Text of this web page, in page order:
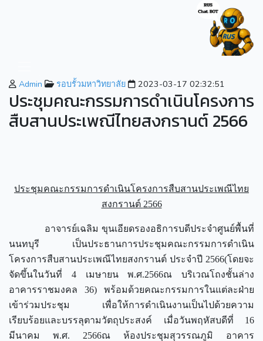
Admin รอบรั้วมหาวิทยาลัย 2023-03-17 02:32:51
ประชุมคณะกรรมการดำเนินโครงการ
สืบสานประเพณีไทยสงกรานต์ 2566
ประชุมคณะกรรมการดำเนินโครงการสืบสานประเพณีไทย
สงกรานต์ 2566
อาจารย์เฉลิม ขุนเอียดรองอธิการบดีประจำศูนย์พื้นที่
นนทบุรี เป็นประธานการประชุมคณะกรรมการดำเนิน
โครงการสืบสานประเพณีไทยสงกรานต์ ประจำปี 2566(โดยจะ
จัดขึ้นในวันที่ 4 เมษายน พ.ศ.2566ณ บริเวณโถงชั้นล่าง
อาคารราชมงคล 36) พร้อมด้วยคณะกรรมการในแต่ละฝ่าย
เข้าร่วมประชุม เพื่อให้การดำเนินงานเป็นไปด้วยความ
เรียบร้อยและบรรลุตามวัตถุประสงค์ เมื่อวันพฤหัสบดีที่ 16
มีนาคม พ.ศ. 2566ณ ห้องประชุมสุวรรณภูมิ อาคาร